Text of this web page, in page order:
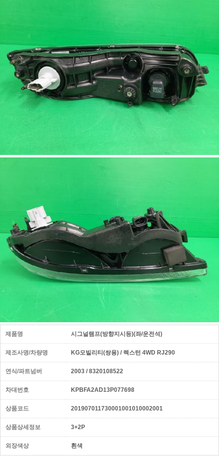
제품명 시그널램프(방향지시등)(좌/운전석)
제조사명/차량명 KG모빌리티(쌍용) / 렉스턴 4WD RJ290
연식/파트넘버 2003 / 8320108522
차대번호 KPBFA2AD13P077698
상품코드 201907011730001001010002001
상품상세정보 3+2P
외장색상 흰색